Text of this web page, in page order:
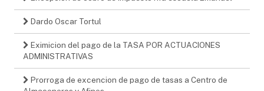
Dardo Oscar Tortul
Eximicion del pago de la TASA POR ACTUACIONES
ADMINISTRATIVAS
Prorroga de excencion de pago de tasas a Centro de